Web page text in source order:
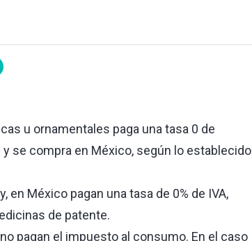
u ornamentales paga una tasa 0 de
se compra en México, según lo establecido
México pagan una tasa de 0% de IVA,
de patente.
pagan el impuesto al consumo. En el caso